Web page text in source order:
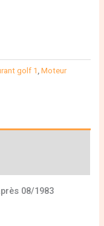
golf 1 ,Moteur
08/1983